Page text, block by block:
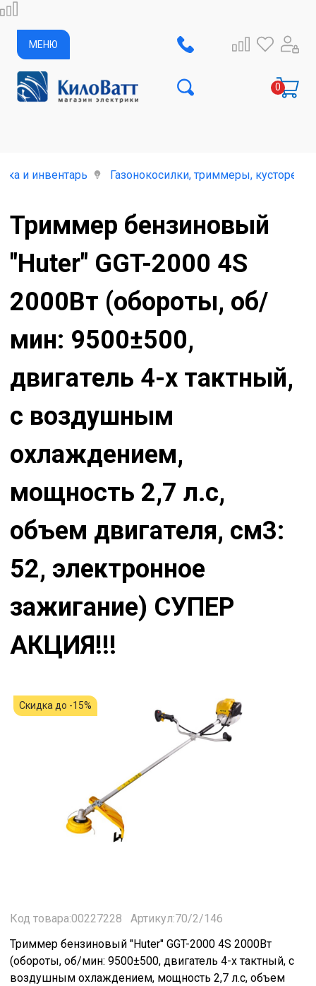
МЕНЮ
и инвентарь Газонокосилки, триммеры, кусторезы
Триммер бензиновый
"Huter" GGT-2000 4S
2000Вт (обороты, об/
мин: 9500±500,
двигатель 4-х тактный,
с воздушным
охлаждением,
мощность 2,7 л.с,
объем двигателя, см3:
52, электронное
зажигание) СУПЕР
АКЦИЯ!!!
Скидка до -15%
Код товара:00227228
Артикул:70/2/146
Триммер бензиновый "Huter" GGT-2000 4S 2000Вт
(обороты, об/мин: 9500±500, двигатель 4-х тактный, с
воздушным охлаждением, мощность 2,7 л.с, объем